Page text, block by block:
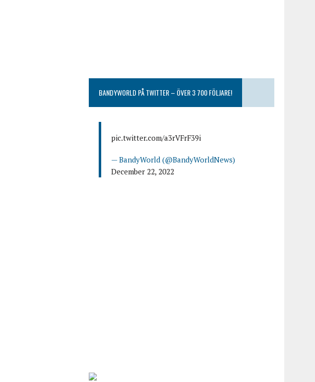
BANDYWORLD PÅ TWITTER – ÖVER 3 700 FÖLJARE!
pic.twitter.com/a3rVFrF39i
— BandyWorld (@BandyWorldNews)
December 22, 2022